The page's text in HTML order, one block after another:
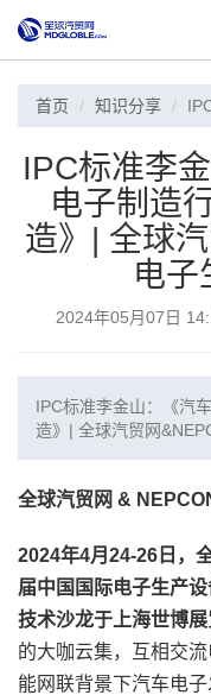
首页 知识分享
IPC标准李
电子制造
造》| 全球
电子
2024年05月07日
IPC标准李金山：《汽
造》| 全球汽贸网
全球汽贸网 &
2024年4月24-26日，
届中国国际电子生产
技术沙龙于上海世博
的大咖云集，互相交
能网联背景下汽车电